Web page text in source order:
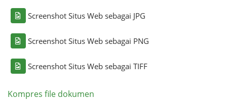
Screenshot Situs Web sebagai JPG
Screenshot Situs Web sebagai PNG
Screenshot Situs Web sebagai TIFF
Kompres file dokumen